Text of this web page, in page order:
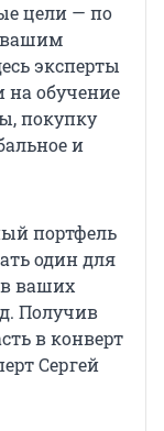
цели — по
вашим
эксперты
на обучение
покупку
и
портфель
один для
ваших
Получив
в конверт
Сергей